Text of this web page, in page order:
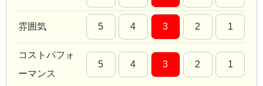
雰囲気 5 4 3 2 1
コストパフォ
ーマンス
5 4 3 2 1